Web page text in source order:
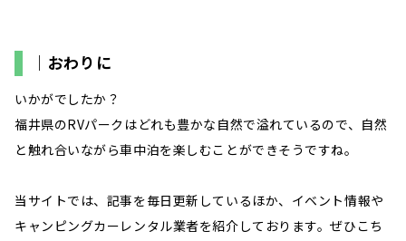
｜おわりに
いかがでしたか？
福井県のRVパークはどれも豊かな自然で溢れているので、自然
と触れ合いながら車中泊を楽しむことができそうですね。
当サイトでは、記事を毎日更新しているほか、イベント情報や
キャンピングカーレンタル業者を紹介しております。ぜひこち